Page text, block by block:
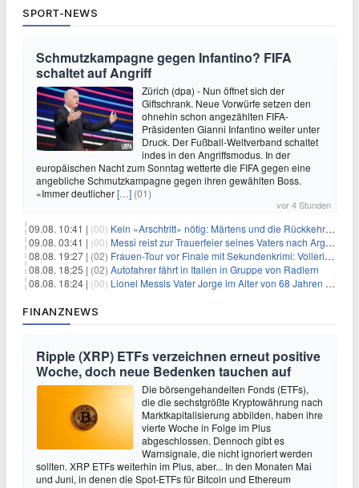
SPORT-NEWS
Schmutzkampagne gegen Infantino? FIFA
schaltet auf Angriff
Zürich (dpa) - Nun öffnet sich der
Giftschrank. Neue Vorwürfe setzen den
ohnehin schon angezählten FIFA-
Präsidenten Gianni Infantino weiter unter
Druck. Der Fußball-Weltverband schaltet
indes in den Angriffsmodus. In der
europäischen Nacht zum Sonntag wetterte die FIFA gegen eine
angebliche Schmutzkampagne gegen ihren gewählten Boss.
«Immer deutlicher[…] (01)
vor 4 Stunden
09.08. 10:41 | (00) Kein «Arschtritt» nötig: Märtens und die Rückkehr nach Paris
09.08. 03:41 | (00) Messi reist zur Trauerfeier seines Vaters nach Argentinien
08.08. 19:27 | (02) Frauen-Tour vor Finale mit Sekundenkrimi: Vollering in Gelb
08.08. 18:25 | (02) Autofahrer fährt in Italien in Gruppe von Radlern
08.08. 18:24 | (00) Lionel Messis Vater Jorge im Alter von 68 Jahren gestorben
FINANZNEWS
Ripple (XRP) ETFs verzeichnen erneut positive
Woche, doch neue Bedenken tauchen auf
Die börsengehandelten Fonds (ETFs),
die die sechstgrößte Kryptowährung nach
Marktkapitalisierung abbilden, haben ihre
vierte Woche in Folge im Plus
abgeschlossen. Dennoch gibt es
Warnsignale, die nicht ignoriert werden
sollten. XRP ETFs weiterhin im Plus, aber... In den Monaten Mai
und Juni, in denen die Spot-ETFs für Bitcoin und Ethereum